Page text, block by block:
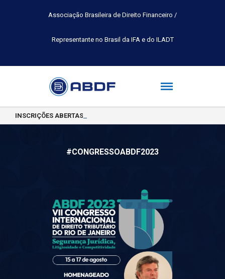
Associação Brasileira de Direito Financeiro /
Representante no Brasil da IFA e do ILADT
INSCRIÇÕES ABERTAS PARA A TURMA 2026.2 DA PÓS-
#CONGRESSOABDF2023